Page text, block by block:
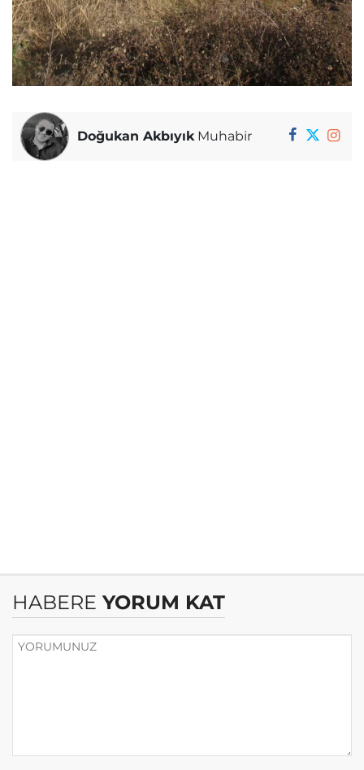
Doğukan AkbıyıkMuhabir
HABERE YORUM KAT